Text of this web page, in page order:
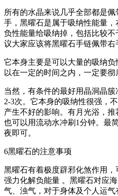
所有的水晶来说几乎全部都是
手，黑曜石是属于吸纳性能量
负性能量给吸纳掉，包括比较
议大家应该将黑曜石手链佩带右
它本身主要是可以大量的吸纳
以在一定的时间之内，一定要彻
当然，有条件的最好用晶洞晶
2-3次。它本身的吸纳性很强，
产生不好的影响。有月光浴，推
也可以用流动水冲刷1分钟。最
夜即可。
6黑曜石的注意事项
黑曜石有着极度辟邪化煞作用
强力化解负能量 。黑曜石对应
气、浊气，对于身体及个人运气